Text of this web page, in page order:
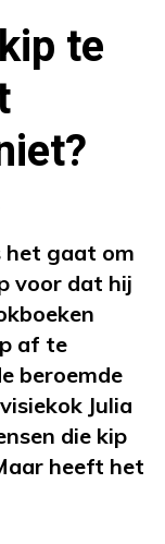
te
het gaat om
voor dat hij
af te
beroemde
Julia
die kip
heeft het